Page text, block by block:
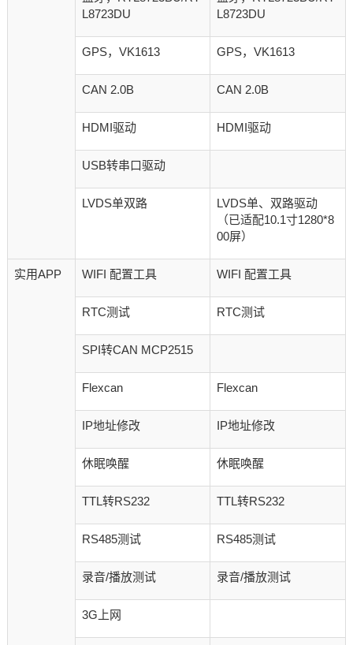
L8723DU
L8723DU
GPS，VK1613 GPS，VK1613
CAN 2.0B CAN 2.0B
HDMI驱动 HDMI驱动
USB转串口驱动
LVDS单双路
LVDS单、双路驱动
（已适配10.1寸1280*8
00屏）
实用APP WIFI 配置工具 WIFI 配置工具
RTC测试 RTC测试
SPI转CAN MCP2515
Flexcan Flexcan
IP地址修改 IP地址修改
休眠唤醒 休眠唤醒
TTL转RS232 TTL转RS232
RS485测试 RS485测试
录音/播放测试 录音/播放测试
3G上网